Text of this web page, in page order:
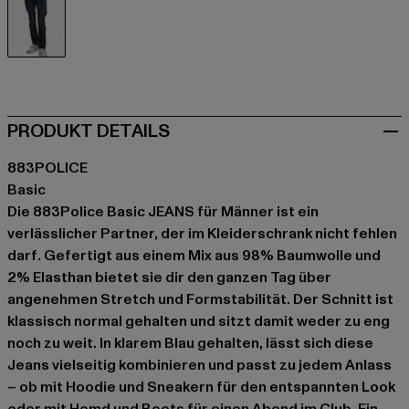
PRODUKT DETAILS
883POLICE
Basic
Die 883Police Basic JEANS für Männer ist ein
verlässlicher Partner, der im Kleiderschrank nicht fehlen
darf. Gefertigt aus einem Mix aus 98% Baumwolle und
2% Elasthan bietet sie dir den ganzen Tag über
angenehmen Stretch und Formstabilität. Der Schnitt ist
klassisch normal gehalten und sitzt damit weder zu eng
noch zu weit. In klarem Blau gehalten, lässt sich diese
Jeans vielseitig kombinieren und passt zu jedem Anlass
– ob mit Hoodie und Sneakern für den entspannten Look